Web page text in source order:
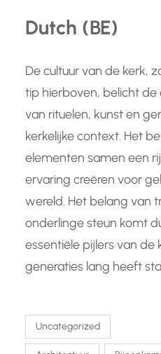
Dutch (BE)
De cultuur van de kerk,
tip hierboven, belicht
van rituelen, kunst en
kerkelijke context. Het
elementen samen een
ervaring creëren voor
wereld. Het belang van
onderlinge steun komt
essentiële pijlers van de
generaties lang heeft
Uncategorized